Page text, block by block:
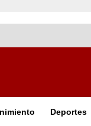
Deportes